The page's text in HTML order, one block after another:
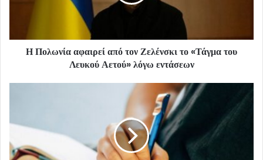
Η Πολωνία αφαιρεί από τον Ζελένσκι το «Τάγμα του
Λευκού Αετού» λόγω εντάσεων